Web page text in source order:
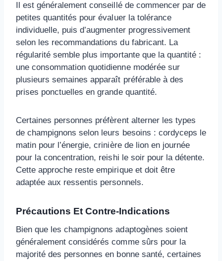
Il est généralement conseillé de commencer par de
petites quantités pour évaluer la tolérance
individuelle, puis d’augmenter progressivement
selon les recommandations du fabricant. La
régularité semble plus importante que la quantité :
une consommation quotidienne modérée sur
plusieurs semaines apparaît préférable à des
prises ponctuelles en grande quantité.
Certaines personnes préfèrent alterner les types
de champignons selon leurs besoins : cordyceps le
matin pour l’énergie, crinière de lion en journée
pour la concentration, reishi le soir pour la détente.
Cette approche reste empirique et doit être
adaptée aux ressentis personnels.
Précautions Et Contre-Indications
Bien que les champignons adaptogènes soient
généralement considérés comme sûrs pour la
majorité des personnes en bonne santé, certaines